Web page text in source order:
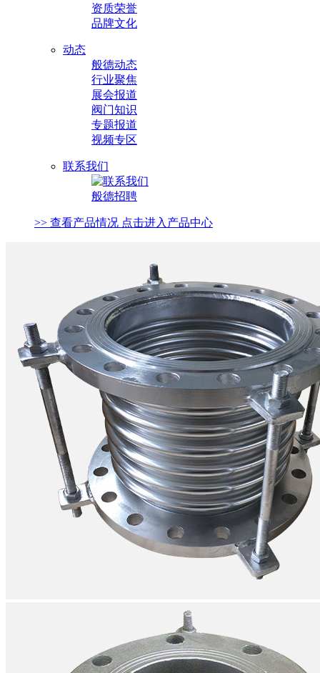
资质荣誉
品牌文化
动态
般德动态
行业聚焦
展会报道
阀门知识
专题报道
视频专区
联系我们
般德招聘
>> 查看产品情况 点击进入产品中心